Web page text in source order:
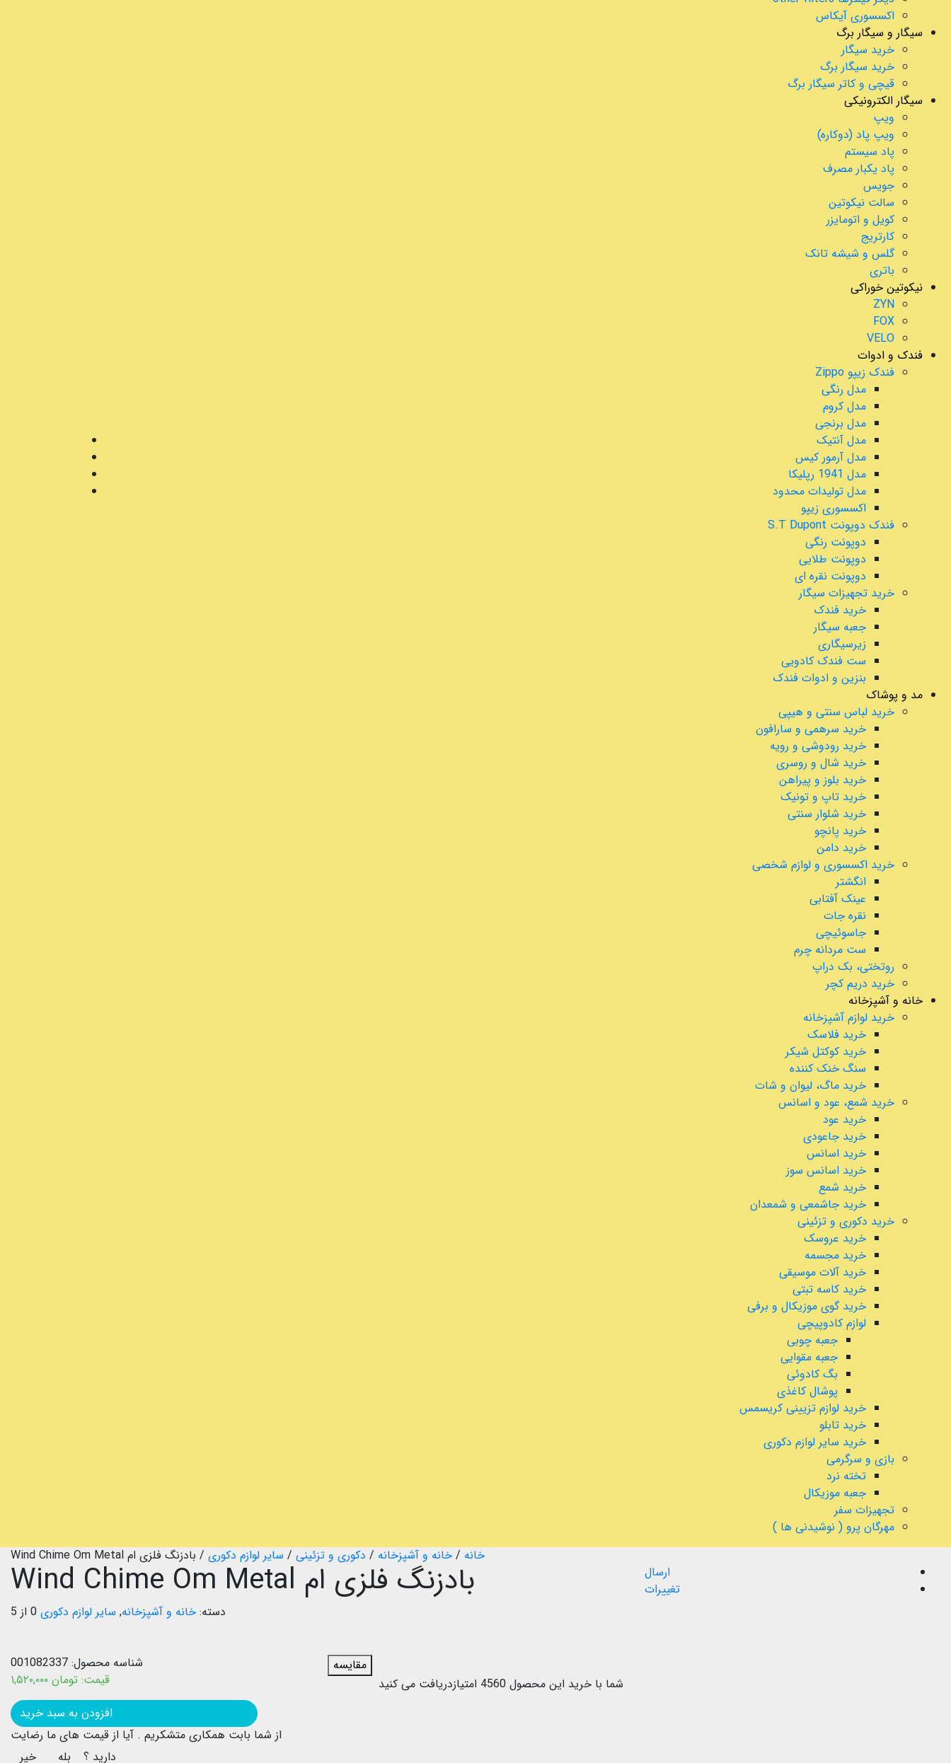
اکسسوری آیکاس
سیگار و سیگار برگ
خرید سیگار
خرید سیگار برگ
قیچی و کاتر سیگار برگ
سیگار الکترونیکی
ویپ
ویپ پاد (دوکاره)
پاد سیستم
پاد یکبار مصرف
جویس
سالت نیکوتین
کویل و اتومایزر
کارتریج
گلس و شیشه تانک
باتری
نیکوتین خوراکی
ZYN
FOX
VELO
فندک و ادوات
فندک زیپو Zippo
مدل رنگی
مدل کروم
مدل برنجی
مدل آنتیک
مدل آرمور کیس
مدل 1941 رپلیکا
مدل تولیدات محدود
اکسسوری زیپو
فندک دوپونت S.T Dupont
دوپونت رنگی
دوپونت طلایی
دوپونت نقره ای
خرید تجهیزات سیگار
خرید فندک
جعبه سیگار
زیرسیگاری
ست فندک کادویی
بنزین و ادوات فندک
مد و پوشاک
خرید لباس سنتی و هیپی
خرید سرهمی و سارافون
خرید رودوشی و رویه
خرید شال و روسری
خرید بلوز و پیراهن
خرید تاپ و تونیک
خرید شلوار سنتی
خرید پانچو
خرید دامن
خرید اکسسوری و لوازم شخصی
انگشتر
عینک آفتابی
نقره جات
جاسوئیچی
ست مردانه چرم
روتختی، بک دراپ
خرید دریم کچر
خانه و آشپزخانه
خرید لوازم آشپزخانه
خرید فلاسک
خرید کوکتل شیکر
سنگ خنک کننده
خرید ماگ، لیوان و شات
خرید شمع، عود و اسانس
خرید عود
خرید جاعودی
خرید اسانس
خرید اسانس سوز
خرید شمع
خرید جاشمعی و شمعدان
خرید دکوری و تزئینی
خرید عروسک
خرید مجسمه
خرید آلات موسیقی
خرید کاسه تبتی
خرید گوی موزیکال و برفی
لوازم کادوپیچی
جعبه چوبی
جعبه مقوایی
بگ کادوئی
پوشال کاغذی
خرید لوازم تزیینی کریسمس
خرید تابلو
خرید سایر لوازم دکوری
بازی و سرگرمی
تخته نرد
جعبه موزیکال
تجهیزات سفر
مهرگان پرو ( نوشیدنی ها )
خانه / خانه و آشپزخانه / دکوری و تزئینی / سایر لوازم دکوری / بادزنگ فلزی ام Wind Chime Om Metal
ارسال
تغییرات
بادزنگ فلزی ام Wind Chime Om Metal
دسته: خانه و آشپزخانه, سایر لوازم دکوری 0 از 5
مقایسه
شما با خرید این محصول 4560 امتیازدریافت می کنید
شناسه محصول: 001082337
قیمت: تومان
از شما بابت همکاری متشکریم . آیا از قیمت های ما رضایت
دارید ؟
بله خیر